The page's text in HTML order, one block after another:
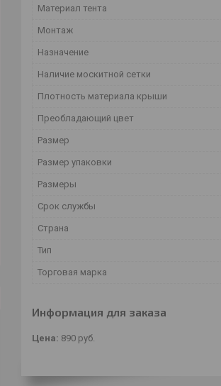
Материал тента
Монтаж
Назначение
Наличие москитной сетки
Плотность материала крыши
Преобладающий цвет
Размер
Размер упаковки
Размеры
Срок службы
Страна
Тип
Торговая марка
Информация для заказа
Цена: 890 руб.